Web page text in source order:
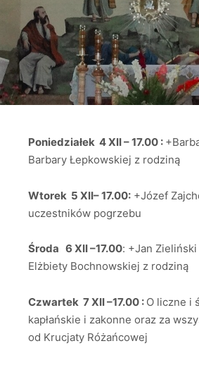
Poniedziałek 4 XII – 17.00 :
Barbary Łepkowskiej z rodziną
Wtorek 5 XII– 17.00: +Józef
uczestników pogrzebu
Środa 6 XII –17.00: +Jan
Elżbiety Bochnowskiej z rodziną
Czwartek 7 XII –17.00 : O liczne i
kapłańskie i zakonne oraz za
od Krucjaty Różańcowej